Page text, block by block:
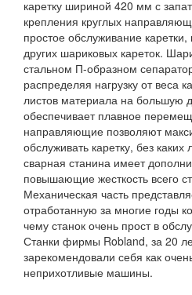
каретку шириной 420 мм с
крепления круглых
простое обслуживание каретки,
других шариковых кареток.
стальном П-образном
распределяя нагрузку от веса
листов материала на большую
обеспечивает плавное
направляющие позволяют
обслуживать каретку, без
сварная станина имеет
повышающие жесткость всего
Механическая часть
отработанную за многие годы
чему станок очень прост в
Станки фирмы Robland, за 20
зарекомендовали себя как
неприхотливые машины.